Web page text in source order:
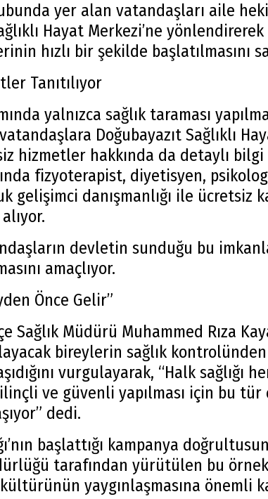
yer alan vatandaşları aile
Hayat Merkezi’ne
hızlı bir şekilde başlatılmasını
Tanıtılıyor
yalnızca sağlık taraması
Doğubayazıt Sağlıklı
hizmetler hakkında da detaylı
fizyoterapist, diyetisyen,
gelişimci danışmanlığı ile ücretsiz
devletin sunduğu bu
amaçlıyor.
Önce Gelir”
Sağlık Müdürü Muhammed Rıza
bireylerin sağlık
vurgulayarak, “Halk sağlığı
ve güvenli yapılması için bu tür
dedi.
başlattığı kampanya
tarafından yürütülen bu
kültürünün yaygınlaşmasına önemli